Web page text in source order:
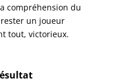
compréhension du
un joueur
tout, victorieux.